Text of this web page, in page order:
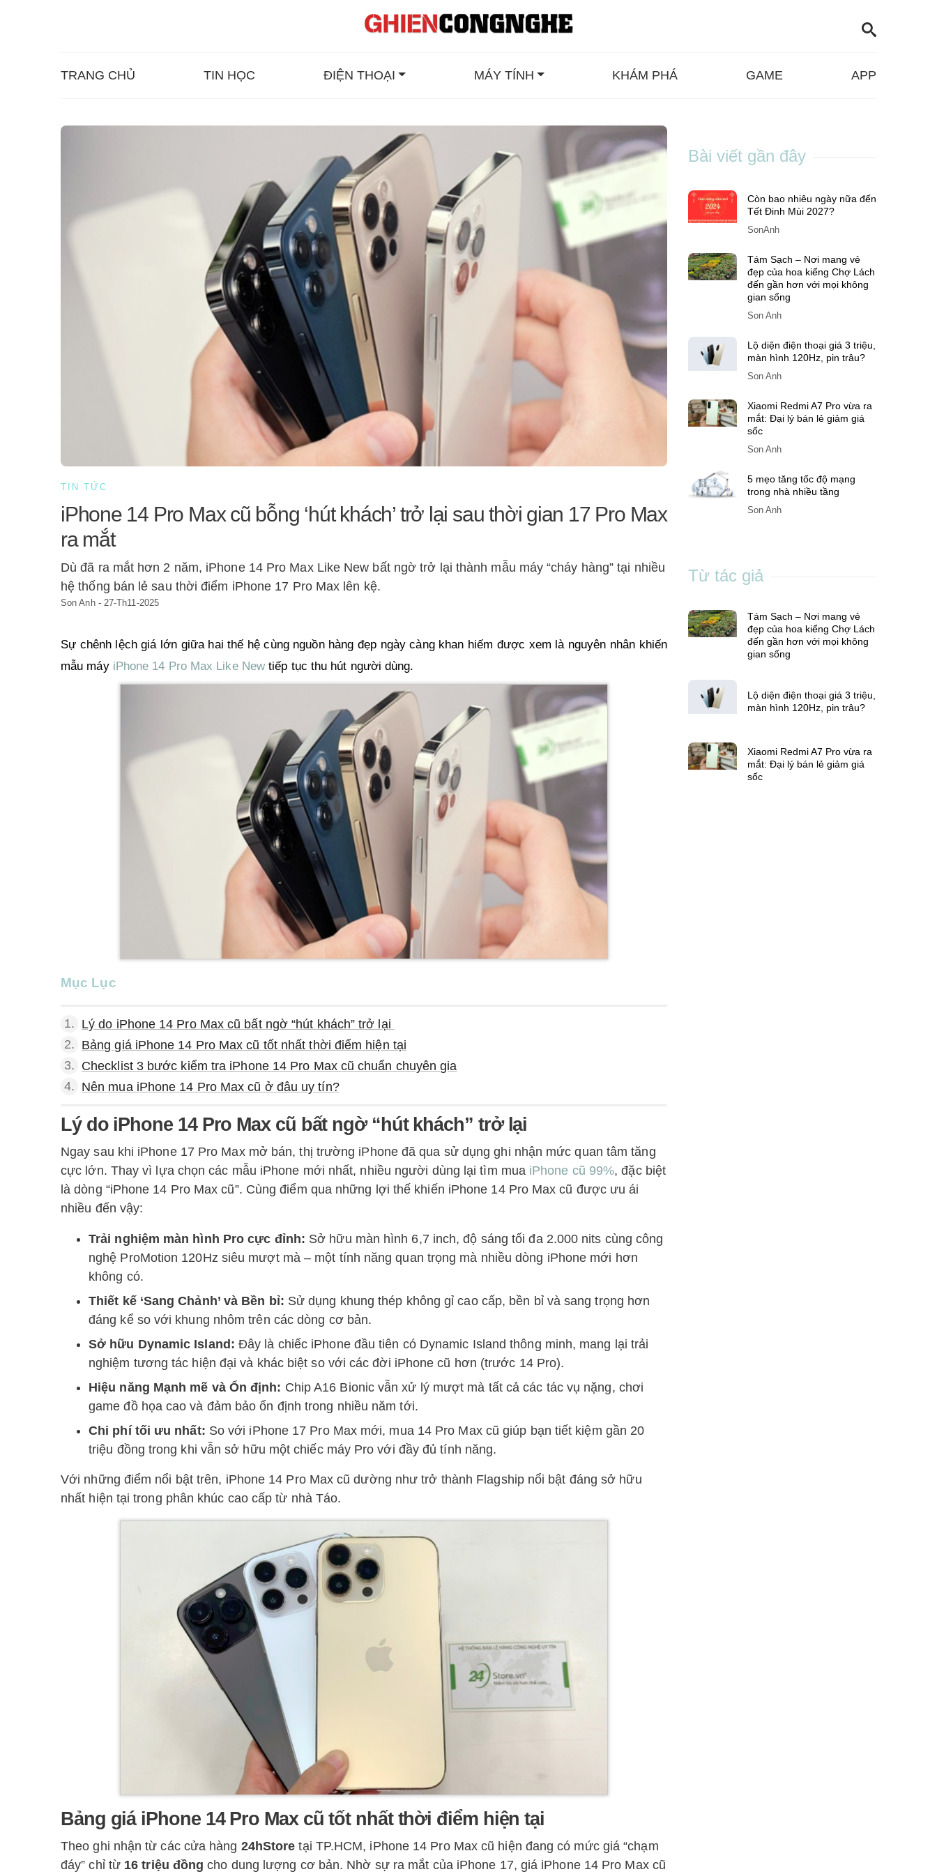
TRANG CHỦ TIN HỌC ĐIỆN THOẠI MÁY TÍNH KHÁM PHÁ GAME APP
TIN TỨC
iPhone 14 Pro Max cũ bỗng ‘hút khách’ trở lại sau thời gian 17 Pro Max
ra mắt
Dù đã ra mắt hơn 2 năm, iPhone 14 Pro Max Like New bất ngờ trở lại thành mẫu máy “cháy hàng” tại nhiều
hệ thống bán lẻ sau thời điểm iPhone 17 Pro Max lên kệ.
Son Anh- 27-Th11-2025
Sự chênh lệch giá lớn giữa hai thế hệ cùng nguồn hàng đẹp ngày càng khan hiếm được xem là nguyên nhân khiến
mẫu máy iPhone 14 Pro Max Like New tiếp tục thu hút người dùng.
Mục Lục
1. Lý do iPhone 14 Pro Max cũ bất ngờ “hút khách” trở lại
2. Bảng giá iPhone 14 Pro Max cũ tốt nhất thời điểm hiện tại
3. Checklist 3 bước kiểm tra iPhone 14 Pro Max cũ chuẩn chuyên gia
4. Nên mua iPhone 14 Pro Max cũ ở đâu uy tín?
Lý do iPhone 14 Pro Max cũ bất ngờ “hút khách” trở lại
Ngay sau khi iPhone 17 Pro Max mở bán, thị trường iPhone đã qua sử dụng ghi nhận mức quan tâm tăng
cực lớn. Thay vì lựa chọn các mẫu iPhone mới nhất, nhiều người dùng lại tìm mua iPhone cũ 99%, đặc biệt
là dòng “iPhone 14 Pro Max cũ”. Cùng điểm qua những lợi thế khiến iPhone 14 Pro Max cũ được ưu ái
nhiều đến vậy:
Trải nghiệm màn hình Pro cực đỉnh: Sở hữu màn hình 6,7 inch, độ sáng tối đa 2.000 nits cùng công
nghệ ProMotion 120Hz siêu mượt mà – một tính năng quan trọng mà nhiều dòng iPhone mới hơn
không có.
Thiết kế ‘Sang Chảnh’ và Bền bỉ: Sử dụng khung thép không gỉ cao cấp, bền bỉ và sang trọng hơn
đáng kể so với khung nhôm trên các dòng cơ bản.
Sở hữu Dynamic Island: Đây là chiếc iPhone đầu tiên có Dynamic Island thông minh, mang lại trải
nghiệm tương tác hiện đại và khác biệt so với các đời iPhone cũ hơn (trước 14 Pro).
Hiệu năng Mạnh mẽ và Ổn định: Chip A16 Bionic vẫn xử lý mượt mà tất cả các tác vụ nặng, chơi
game đồ họa cao và đảm bảo ổn định trong nhiều năm tới.
Chi phí tối ưu nhất: So với iPhone 17 Pro Max mới, mua 14 Pro Max cũ giúp bạn tiết kiệm gần 20
triệu đồng trong khi vẫn sở hữu một chiếc máy Pro với đầy đủ tính năng.
Với những điểm nổi bật trên, iPhone 14 Pro Max cũ dường như trở thành Flagship nổi bật đáng sở hữu
nhất hiện tại trong phân khúc cao cấp từ nhà Táo.
Bảng giá iPhone 14 Pro Max cũ tốt nhất thời điểm hiện tại
Theo ghi nhận từ các cửa hàng 24hStoretại TP.HCM, iPhone 14 Pro Max cũ hiện đang có mức giá “chạm
đáy” chỉ từ 16 triệu đồngcho dung lượng cơ bản. Nhờ sự ra mắt của iPhone 17, giá iPhone 14 Pro Max cũ
Bài viết gần đây
Còn bao nhiêu ngày nữa đến
Tết Đinh Mùi 2027?
SonAnh
Tám Sạch – Nơi mang vẻ
đẹp của hoa kiểng Chợ Lách
đến gần hơn với mọi không
gian sống
Son Anh
Lộ diện điện thoại giá 3 triệu,
màn hình 120Hz, pin trâu?
Son Anh
Xiaomi Redmi A7 Pro vừa ra
mắt: Đại lý bán lẻ giảm giá
sốc
Son Anh
5 mẹo tăng tốc độ mạng
trong nhà nhiều tầng
Son Anh
Từ tác giả
Tám Sạch – Nơi mang vẻ
đẹp của hoa kiểng Chợ Lách
đến gần hơn với mọi không
gian sống
Lộ diện điện thoại giá 3 triệu,
màn hình 120Hz, pin trâu?
Xiaomi Redmi A7 Pro vừa ra
mắt: Đại lý bán lẻ giảm giá
sốc